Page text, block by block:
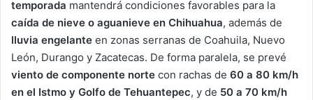
temporada mantendrá condiciones favorables para la
caída de nieve o aguanieve en Chihuahua, además de
lluvia engelante en zonas serranas de Coahuila, Nuevo
León, Durango y Zacatecas. De forma paralela, se prevé
viento de componente norte con rachas de 60 a 80 km/h
en el Istmo y Golfo de Tehuantepec, y de 50 a 70 km/h